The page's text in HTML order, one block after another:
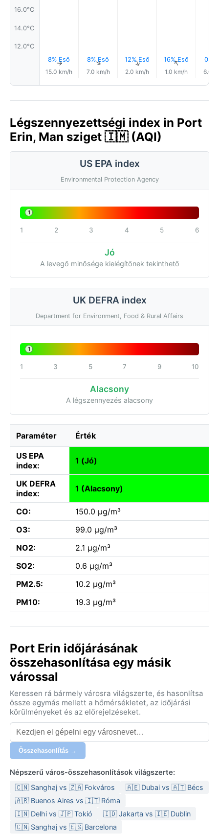
16.0°C
14.0°C
12.0°C
8% Eső
↑
15.0 km/h
8% Eső
↑
7.0 km/h
12% Eső
↑
2.0 km/h
16% Eső
↑
1.0 km/h
0.0
6.0
Légszennyezettségi index in Port
Erin, Man sziget 🇮🇲 (AQI)
US EPA index
Environmental Protection Agency
1
1 2 3 4 5 6
Jó
A levegő minősége kielégítőnek tekinthető
UK DEFRA index
Department for Environment, Food & Rural Affairs
1
1 3 5 7 9 10
Alacsony
A légszennyezés alacsony
Paraméter Érték
US EPA
index:
1 (Jó)
UK DEFRA
index:
1 (Alacsony)
CO:
150.0 µg/m³
O3:
99.0 µg/m³
NO2:
2.1 µg/m³
SO2:
0.6 µg/m³
PM2.5:
10.2 µg/m³
PM10:
19.3 µg/m³
Port Erin időjárásának
összehasonlítása egy másik
várossal
Keressen rá bármely városra világszerte, és hasonlítsa
össze egymás mellett a hőmérsékletet, az időjárási
körülményeket és az előrejelzéseket.
Összehasonlítás →
Népszerű város-összehasonlítások világszerte:
🇨🇳 Sanghaj vs 🇿🇦 Fokváros
🇦🇪 Dubai vs 🇦🇹 Bécs
🇦🇷 Buenos Aires vs 🇮🇹 Róma
🇮🇳 Delhi vs 🇯🇵 Tokió
🇮🇩 Jakarta vs 🇮🇪 Dublin
🇨🇳 Sanghaj vs 🇪🇸 Barcelona